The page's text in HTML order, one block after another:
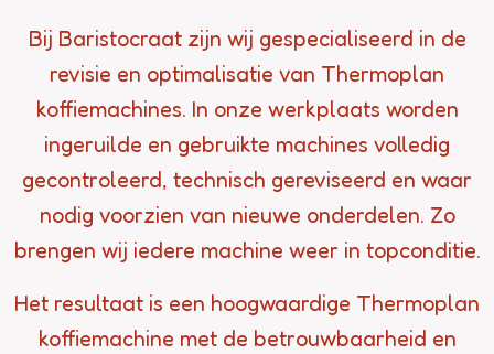
Bij Baristocraat zijn wij gespecialiseerd in de
revisie en optimalisatie van Thermoplan
koffiemachines. In onze werkplaats worden
ingeruilde en gebruikte machines volledig
gecontroleerd, technisch gereviseerd en waar
nodig voorzien van nieuwe onderdelen. Zo
brengen wij iedere machine weer in topconditie.
Het resultaat is een hoogwaardige Thermoplan
koffiemachine met de betrouwbaarheid en